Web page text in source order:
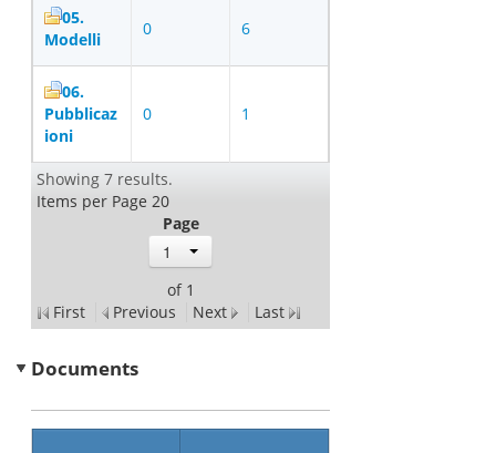
05.
Modelli
0 6
06.
Pubblicaz
ioni
0 1
Showing 7 results.
Items per Page 20
Page
1
of 1
First
Previous Next Last
Documents